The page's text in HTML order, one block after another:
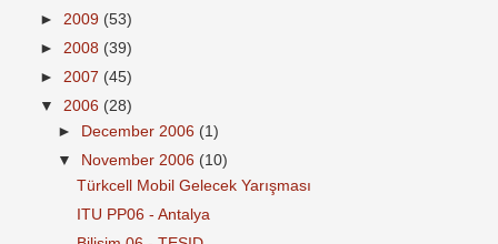
► 2009 (53)
► 2008 (39)
► 2007 (45)
▼ 2006 (28)
►
December 2006 (1)
▼
November 2006 (10)
Türkcell Mobil Gelecek Yarışması
ITU PP06 - Antalya